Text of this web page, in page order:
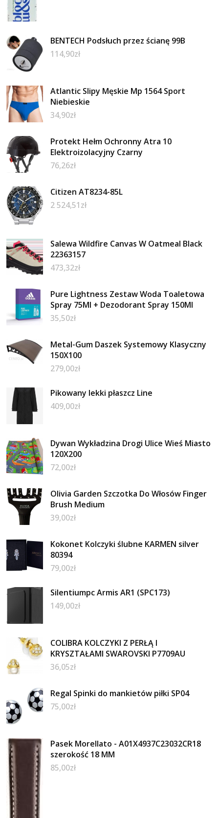
BENTECH Podsłuch przez ścianę 99B
114,90zł
Atlantic Slipy Męskie Mp 1564 Sport
Niebieskie
34,90zł
Protekt Hełm Ochronny Atra 10
Elektroizolacyjny Czarny
76,26zł
Citizen AT8234-85L
2 524,51zł
Salewa Wildfire Canvas W Oatmeal Black
22363157
473,32zł
Pure Lightness Zestaw Woda Toaletowa
Spray 75Ml + Dezodorant Spray 150Ml
35,50zł
Metal-Gum Daszek Systemowy Klasyczny
150X100
279,00zł
Pikowany lekki płaszcz Line
409,00zł
Dywan Wykładzina Drogi Ulice Wieś Miasto
120X200
72,00zł
Olivia Garden Szczotka Do Włosów Finger
Brush Medium
39,00zł
Kokonet Kolczyki ślubne KARMEN silver
80394
79,00zł
Silentiumpc Armis AR1 (SPC173)
149,00zł
COLIBRA KOLCZYKI Z PERŁĄ I
KRYSZTAŁAMI SWAROVSKI P7709AU
36,05zł
Regal Spinki do mankietów piłki SP04
75,00zł
Pasek Morellato - A01X4937C23032CR18
szerokość 18 MM
85,00zł